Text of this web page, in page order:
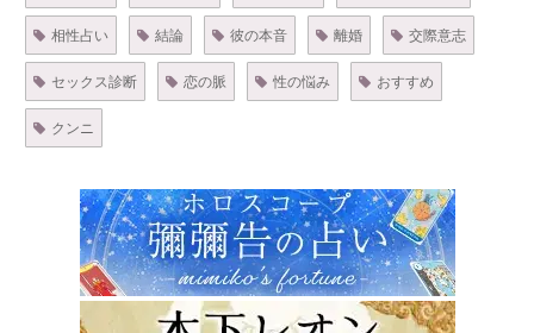
相性占い 結論 彼の本音 離婚 交際意志
セックス診断 恋の脈 性の悩み おすすめ
クンニ